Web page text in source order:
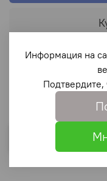
В избранное
Информация на
Подтвердите,